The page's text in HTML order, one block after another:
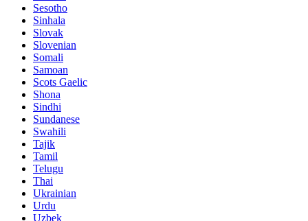
Sesotho
Sinhala
Slovak
Slovenian
Somali
Samoan
Scots Gaelic
Shona
Sindhi
Sundanese
Swahili
Tajik
Tamil
Telugu
Thai
Ukrainian
Urdu
Uzbek